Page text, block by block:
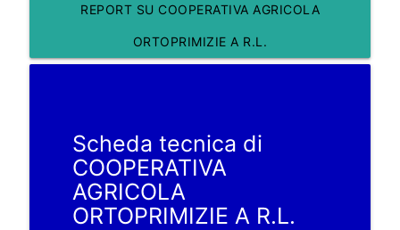
REPORT SU COOPERATIVA AGRICOLA
ORTOPRIMIZIE A R.L.
Scheda tecnica di
COOPERATIVA
AGRICOLA
ORTOPRIMIZIE A R.L.